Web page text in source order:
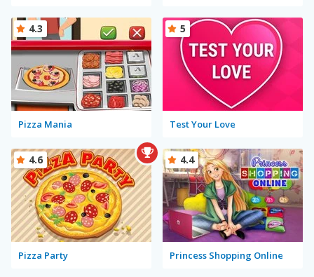
Pizza Mania
4.3
Test Your Love
5
Pizza Party
4.6
Princess Shopping Online
4.4